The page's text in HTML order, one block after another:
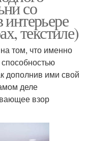
со
текстиле)
том, что именно
дополнив ими свой
деле
взор